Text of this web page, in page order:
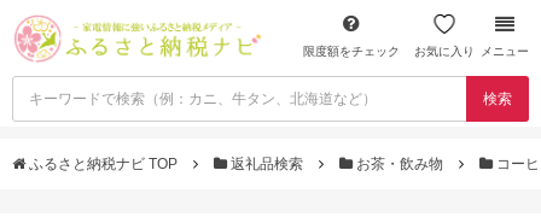
限度額をチェック お気に入り メニュー
検索
ふるさと納税ナビ TOP 返礼品検索 お茶・飲み物 コー